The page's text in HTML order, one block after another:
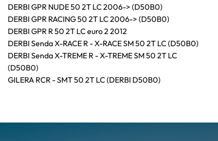
DERBI GPR NUDE 50 2T LC 2006-> (D50B0)
DERBI GPR RACING 50 2T LC 2006-> (D50B0)
DERBI GPR R 50 2T LC euro 2 2012
DERBI Senda X-RACE R - X-RACE SM 50 2T LC (D50B0)
DERBI Senda X-TREME R - X-TREME SM 50 2T LC
(D50B0)
GILERA RCR - SMT 50 2T LC (DERBI D50B0)